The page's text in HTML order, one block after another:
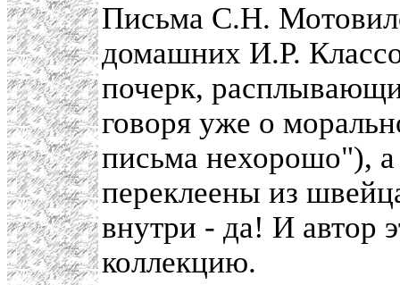
Письма С.Н.
домашних И.Р.
почерк,
говоря уже о
письма нехорошо"),
переклеены из
внутри - да! И автор
коллекцию.